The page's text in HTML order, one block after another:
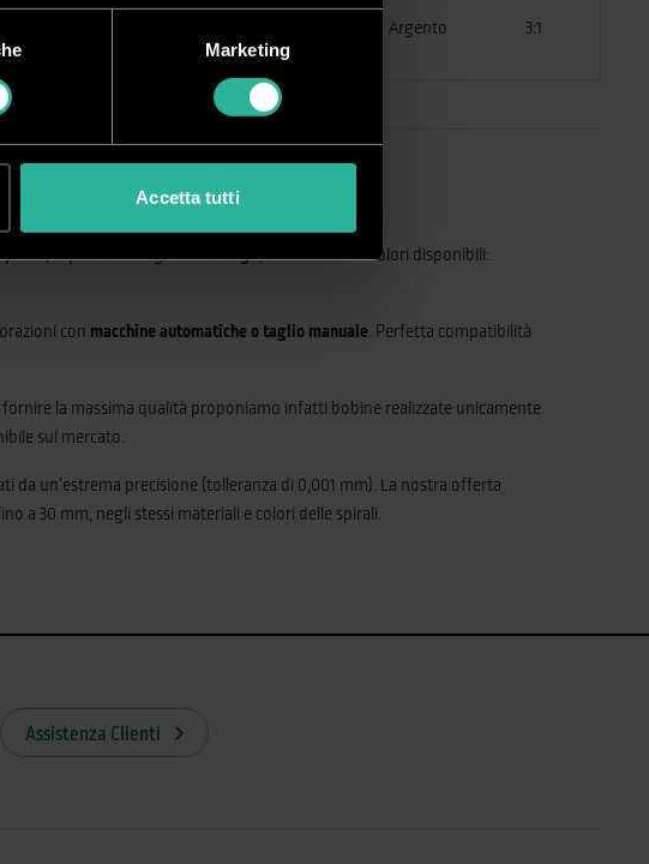
Marketing
Accetta tutti
Argento 3:1
. Colori disponibili:
con macchine automatiche o taglio manuale . Perfetta compatibilità
la massima qualità proponiamo infatti bobine realizzate unicamente
sul mercato.
da un’estrema precisione (tolleranza di 0,001 mm). La nostra offerta
a 30 mm, negli stessi materiali e colori delle spirali.
Assistenza Clienti